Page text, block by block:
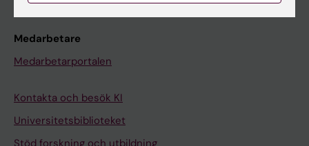
Medarbetare
Medarbetarportalen
Kontakta och besök KI
Universitetsbiblioteket
Stöd forskning och utbildning